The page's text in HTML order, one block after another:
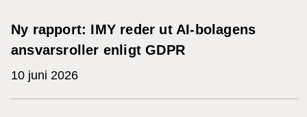
Ny rapport: IMY reder ut AI-bolagens
ansvarsroller enligt GDPR
10 juni 2026